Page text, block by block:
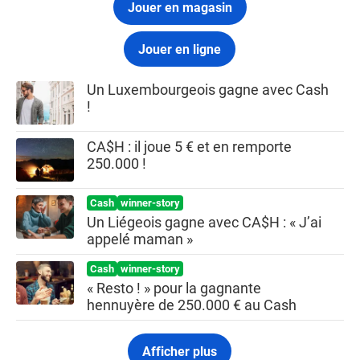
Jouer en magasin
Jouer en ligne
Un Luxembourgeois gagne avec Cash
!
CA$H : il joue 5 € et en remporte
250.000 !
Cash winner-story
Un Liégeois gagne avec CA$H : « J’ai
appelé maman »
Cash winner-story
« Resto ! » pour la gagnante
hennuyère de 250.000 € au Cash
Afficher plus